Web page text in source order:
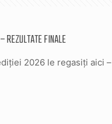
REZULTATE FINALE
2026 le regasiți aici –